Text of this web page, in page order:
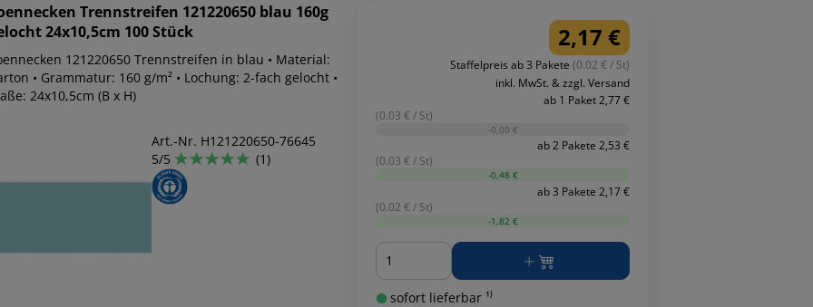
Trennstreifen 121220650 blau 160g
24x10,5cm 100 Stück
121220650 Trennstreifen in blau • Material:
• Grammatur: 160 g/m² • Lochung: 2-fach gelocht •
24x10,5cm (B x H)
Art.-Nr. H121220650-76645
5/5
(1)
2,17 €
Staffelpreis ab 3 Pakete (0.02 € / St)
inkl. MwSt. & zzgl. Versand
ab 1 Paket 2,77 €
(0.03 € / St)
-0,00 €
ab 2 Pakete 2,53 €
(0.03 € / St)
-0,48 €
ab 3 Pakete 2,17 €
(0.02 € / St)
-1,82 €
Menge
sofort lieferbar ¹⁾